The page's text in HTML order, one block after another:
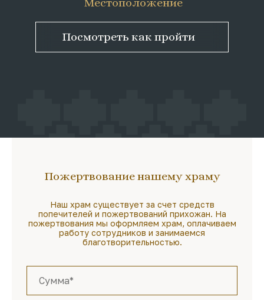
Посмотреть как пройти
Пожертвование нашему храму
Наш храм существует за счет средств
попечителей и пожертвований прихожан. На
пожертвования мы оформляем храм, оплачиваем
работу сотрудников и занимаемся
благотворительностью.